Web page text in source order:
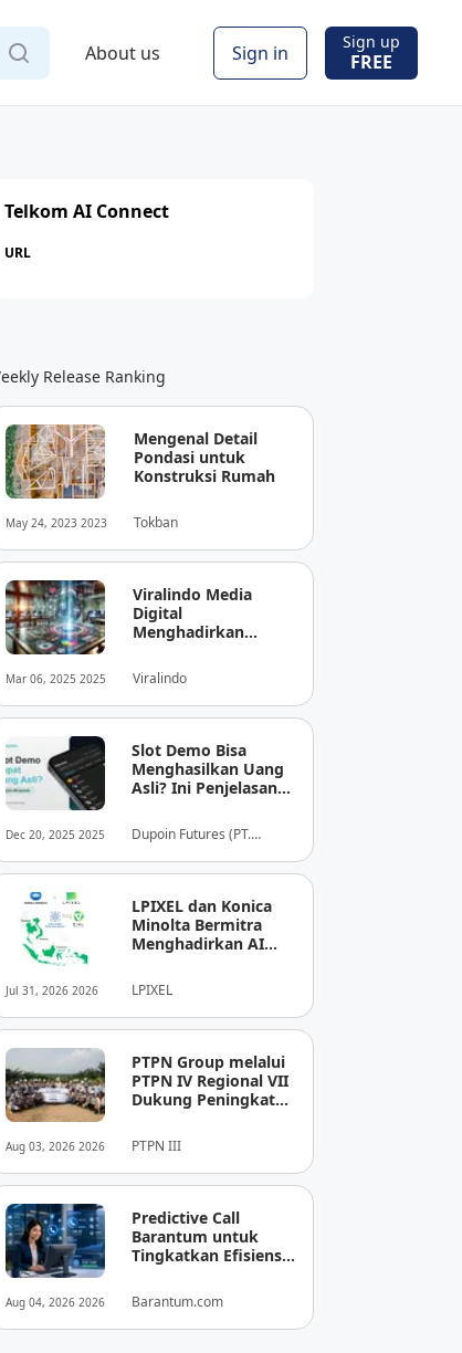
About us Sign in Sign up
FREE
Telkom AI Connect
URL
Release Ranking
May 24, 2023 2023
Mengenal Detail
Pondasi untuk
Konstruksi Rumah
Tokban
Mar 06, 2025 2025
Viralindo Media
Digital
Menghadirkan
Dunia Media Digital
Indonesia
Viralindo
Dec 20, 2025 2025
Slot Demo Bisa
Menghasilkan Uang
Asli? Ini Penjelasan
Dupoin Futures (PT.
Jul 31, 2026 2026
LPIXEL dan Konica
Minolta Bermitra
Menghadirkan AI
Diagnosis Berbasis
Pencitraan Medis
“EIRL” di ASEAN
LPIXEL
Aug 03, 2026 2026
PTPN Group melalui
PTPN IV Regional VII
Dukung Peningkatan
Aparatur
Perkebunan Lewat
Pelatihan Avenza
Maps di Way Kanan
PTPN III
Aug 04, 2026 2026
Predictive Call
Barantum untuk
Tingkatkan Efisiensi
Barantum.com